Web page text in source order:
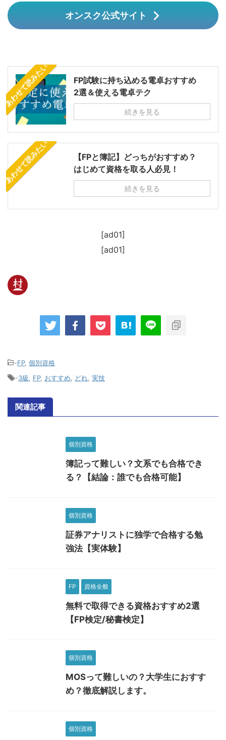
オンスク公式サイト
あわせて読みたい
FP試験に持ち込める電卓おすすめ
2選＆使える電卓テク
続きを見る
あわせて読みたい
【FPと簿記】どっちがおすすめ？
はじめて資格を取る人必見！
続きを見る
[ad01]
[ad01]
-FP, 個別資格
-3級 FP, おすすめ どれ 実技
関連記事
個別資格
簿記って難しい？文系でも合格でき
る？【結論：誰でも合格可能】
個別資格
証券アナリストに独学で合格する勉
強法【実体験】
FP 資格全般
無料で取得できる資格おすすめ2選
【FP検定/秘書検定】
個別資格
MOSって難しいの？大学生におすす
め？徹底解説します。
個別資格